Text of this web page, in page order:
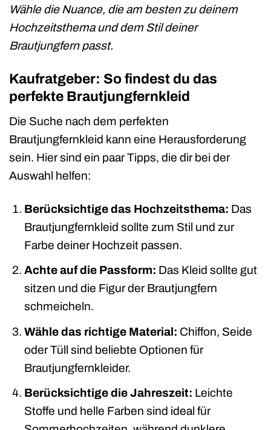
Wähle die Nuance, die am besten zu deinem
Hochzeitsthema und dem Stil deiner
Brautjungfern passt.
Kaufratgeber: So findest du das
perfekte Brautjungfernkleid
Die Suche nach dem perfekten
Brautjungfernkleid kann eine Herausforderung
sein. Hier sind ein paar Tipps, die dir bei der
Auswahl helfen:
Berücksichtige das Hochzeitsthema: Das
Brautjungfernkleid sollte zum Stil und zur
Farbe deiner Hochzeit passen.
Achte auf die Passform: Das Kleid sollte gut
sitzen und die Figur der Brautjungfern
schmeicheln.
Wähle das richtige Material: Chiffon, Seide
oder Tüll sind beliebte Optionen für
Brautjungfernkleider.
Berücksichtige die Jahreszeit: Leichte
Stoffe und helle Farben sind ideal für